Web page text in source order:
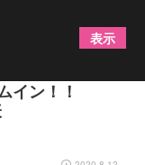
ブ、氣志團
イン！！
表示